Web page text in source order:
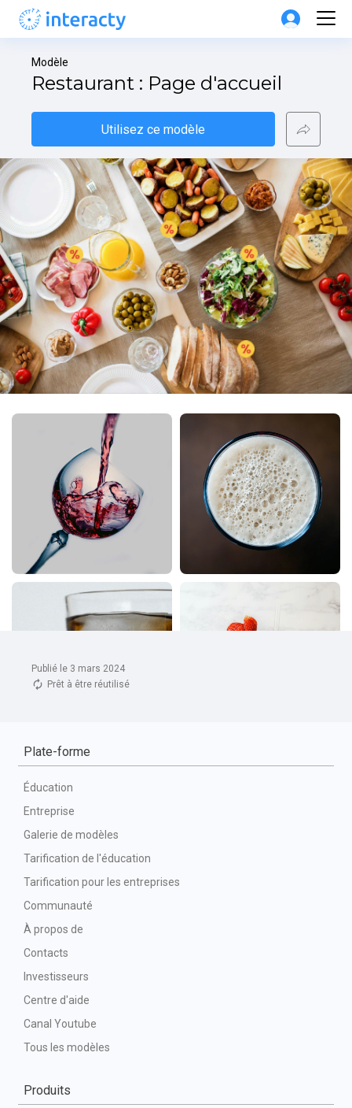
Publié le 3 mars 2024
Prêt à être réutilisé
Modèle
Restaurant : Page d'accueil
Utilisez ce modèle
Plate-forme
Éducation
Entreprise
Galerie de modèles
Tarification de l'éducation
Tarification pour les entreprises
Communauté
À propos de
Contacts
Investisseurs
Centre d'aide
Canal Youtube
Tous les modèles
Produits